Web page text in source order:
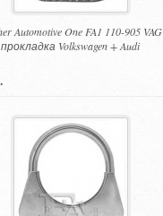
Automotive One FA1 110-905 VAG
прокладка Volkswagen + Audi